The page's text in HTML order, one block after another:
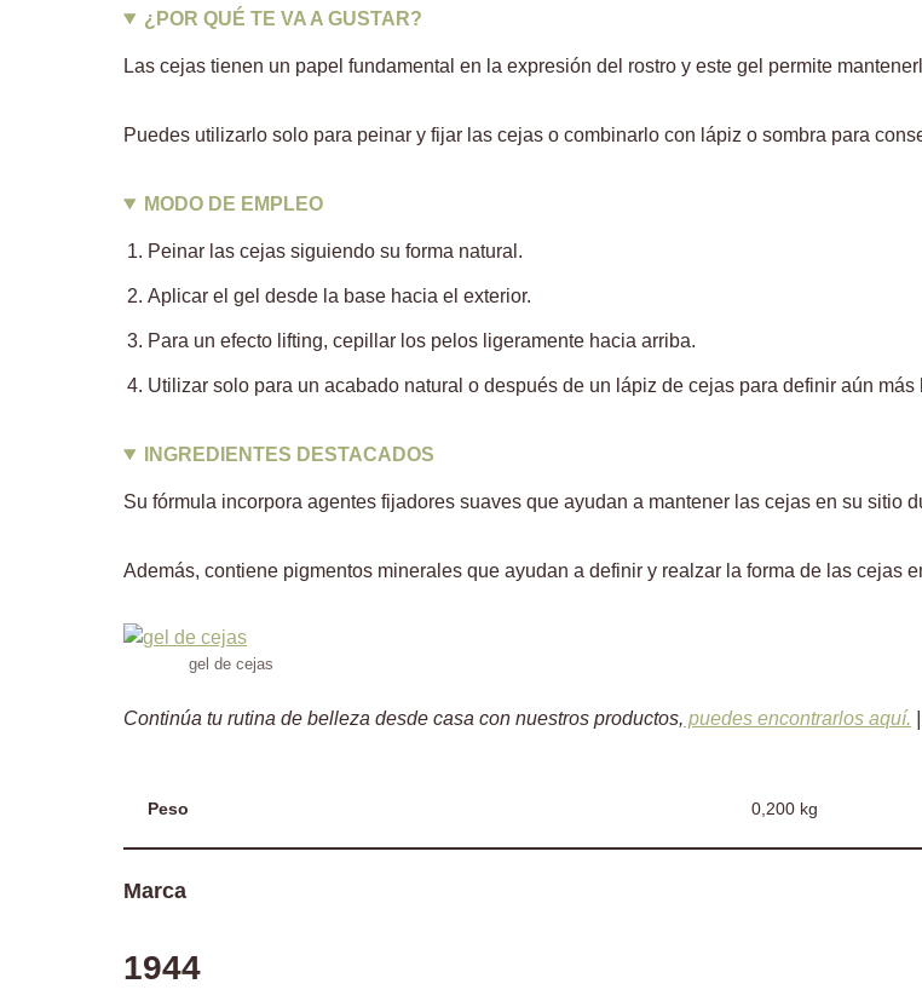
¿POR QUÉ TE VA A GUSTAR?
Las cejas tienen un papel fundamental en la expresión del rostro y este gel permite
Puedes utilizarlo solo para peinar y fijar las cejas o combinarlo con lápiz o sombra para
MODO DE EMPLEO
Peinar las cejas siguiendo su forma natural.
Aplicar el gel desde la base hacia el exterior.
Para un efecto lifting, cepillar los pelos ligeramente hacia arriba.
Utilizar solo para un acabado natural o después de un lápiz de cejas para definir aún más
INGREDIENTES DESTACADOS
Su fórmula incorpora agentes fijadores suaves que ayudan a mantener las cejas en su sitio
Además, contiene pigmentos minerales que ayudan a definir y realzar la forma de las cejas
gel de cejas
Continúa tu rutina de belleza desde casa con nuestros productos, puedes encontrarlos aquí.
Peso 0,200 kg
Marca
1944